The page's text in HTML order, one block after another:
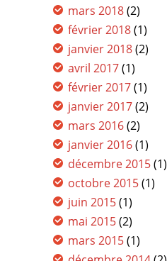
mars 2018(2)
février 2018(1)
janvier 2018(2)
avril 2017(1)
février 2017(1)
janvier 2017(2)
mars 2016(2)
janvier 2016(1)
décembre 2015(1)
octobre 2015(1)
juin 2015(1)
mai 2015(2)
mars 2015(1)